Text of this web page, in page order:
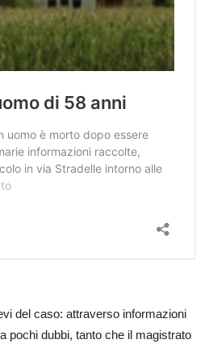
del caso: attraverso informazioni
pochi dubbi, tanto che il magistrato